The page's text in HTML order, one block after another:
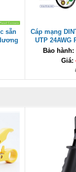
sẵn
Cáp mạng
UTP 24AWG
Bảo hành:
Giá: